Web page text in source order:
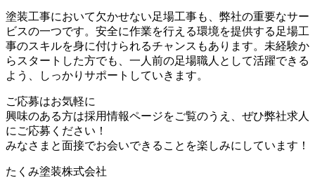
塗装工事において欠かせない足場工事も、弊社の重要なサー
ビスの一つです。安全に作業を行える環境を提供する足場工
事のスキルを身に付けられるチャンスもあります。未経験か
らスタートした方でも、一人前の足場職人として活躍できる
よう、しっかりサポートしていきます。
ご応募はお気軽に
興味のある方は採用情報ページをご覧のうえ、ぜひ弊社求人
にご応募ください！
みなさまと面接でお会いできることを楽しみにしています！
たくみ塗装株式会社